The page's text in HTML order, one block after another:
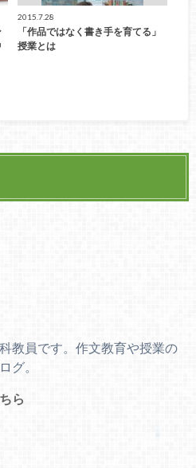
2015.7.28
「作品ではなく書き手を育てる」
授業とは
教員です。作文教育や授業の
グ。
ら